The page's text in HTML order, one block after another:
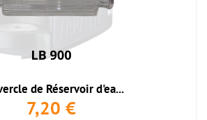
de Réservoir d'ea...
7,20 €